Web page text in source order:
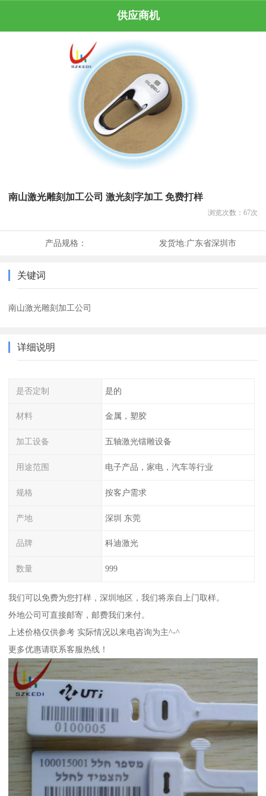
供应商机
南山激光雕刻加工公司 激光刻字加工 免费打样
浏览次数： 67次
产品规格： 发货地:广东省深圳市
关键词
南山激光雕刻加工公司
详细说明
是否定制 是的
材料 金属，塑胶
加工设备 五轴激光镭雕设备
用途范围 电子产品，家电，汽车等行业
规格 按客户需求
产地 深圳 东莞
品牌 科迪激光
数量 999
我们可以免费为您打样，深圳地区，我们将亲自上门取样。
外地公司可直接邮寄，邮费我们来付。
上述价格仅供参考 实际情况以来电咨询为主^-^
更多优惠请联系客服热线！